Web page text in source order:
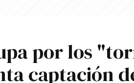
por los
captación